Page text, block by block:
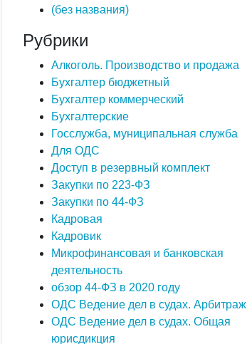
(без названия)
Рубрики
Алкоголь. Производство и продажа
Бухгалтер бюджетный
Бухгалтер коммерческий
Бухгалтерские
Госслужба, муниципальная служба
Для ОДС
Доступ в резервный комплект
Закупки по 223-ФЗ
Закупки по 44-ФЗ
Кадровая
Кадровик
Микрофинансовая и банковская
деятельность
обзор 44-ФЗ в 2020 году
ОДС Ведение дел в судах. Арбитраж
ОДС Ведение дел в судах. Общая
юрисдикция